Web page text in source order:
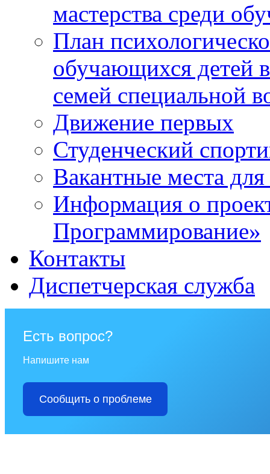
мастерства среди
План
обучающихся детей
семей специальной
Движение первых
Студенческий
Вакантные места для
Информация о
Программирование»
Контакты
Диспетчерская служба
Есть вопрос?
Напишите нам
Сообщить о проблеме